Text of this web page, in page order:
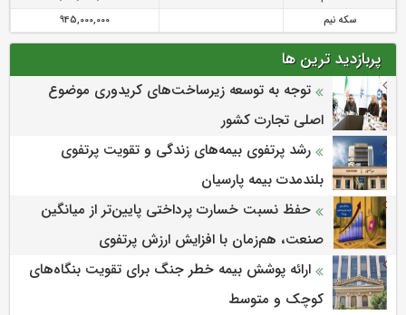
سکه نیم
945,000,000
پربازدید ترین ها
توجه به توسعه زیرساخت‌های کریدوری موضوع
اصلی تجارت کشور
رشد پرتفوی بیمه‌های زندگی و تقویت پرتفوی
بلندمدت بیمه پارسیان
حفظ نسبت خسارت پرداختی پایین‌تر از میانگین
صنعت، هم‌زمان با افزایش ارزش پرتفوی
ارائه پوشش بیمه خطر جنگ برای تقویت بنگاه‌های
کوچک و متوسط